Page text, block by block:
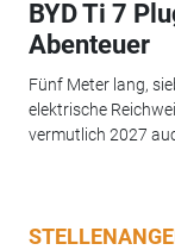
BYD Ti 7
Abenteuer
Fünf Meter lang,
elektrische
vermutlich 2027